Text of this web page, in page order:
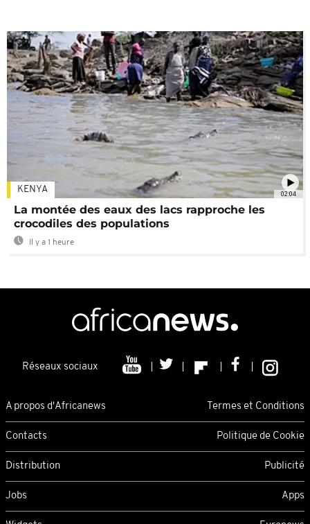
02:04
KENYA
La montée des eaux des lacs rapproche les
crocodiles des populations
Il y a 1 heure
Réseaux sociaux
A propos d'Africanews Termes et Conditions
Contacts Politique de Cookie
Distribution Publicité
Jobs Apps